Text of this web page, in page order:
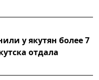
у якутян более 7
отдала